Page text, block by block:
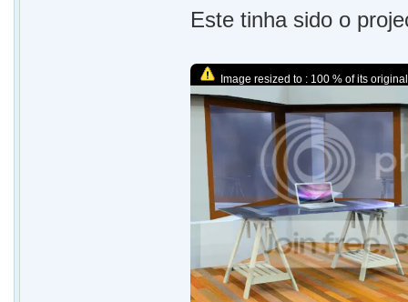
Este tinha sido o
Image resized to : 100 % of its